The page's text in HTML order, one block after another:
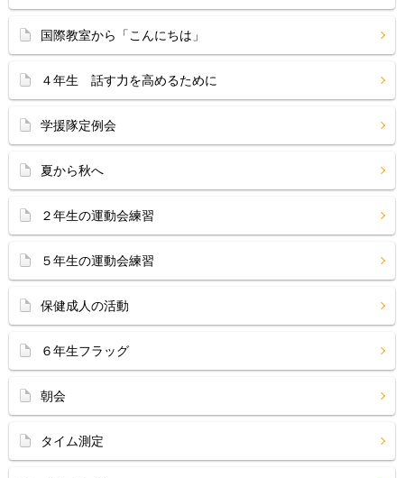
国際教室から「こんにちは」
４年生 話す力を高めるために
学援隊定例会
夏から秋へ
２年生の運動会練習
５年生の運動会練習
保健成人の活動
６年生フラッグ
朝会
タイム測定